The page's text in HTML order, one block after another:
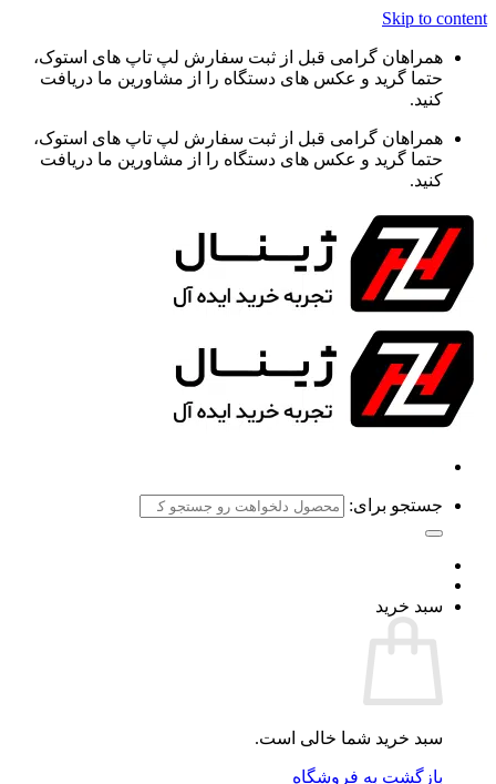
Skip to content
همراهان گرامی قبل از ثبت سفارش لپ تاپ های استوک،
حتما گرید و عکس های دستگاه را از مشاورین ما دریافت
کنید.
همراهان گرامی قبل از ثبت سفارش لپ تاپ های استوک،
حتما گرید و عکس های دستگاه را از مشاورین ما دریافت
کنید.
جستجو برای:
سبد خرید
سبد خرید شما خالی است.
بازگشت به فروشگاه